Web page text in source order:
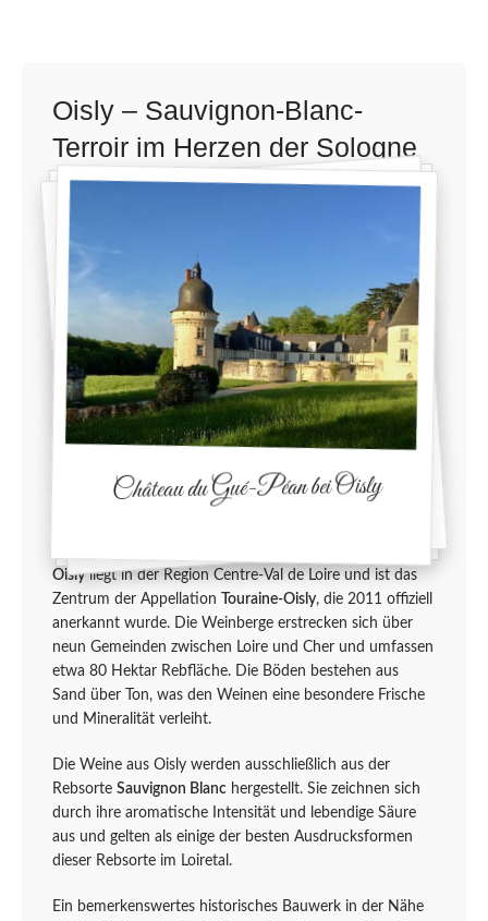
Oisly – Sauvignon-Blanc-
Terroir im Herzen der Sologne
Oislyliegt in der Region Centre-Val de Loire und ist das
Zentrum der Appellation Touraine-Oisly, die 2011 offiziell
anerkannt wurde. Die Weinberge erstrecken sich über
neun Gemeinden zwischen Loire und Cher und umfassen
etwa 80 Hektar Rebfläche. Die Böden bestehen aus
Sand über Ton, was den Weinen eine besondere Frische
und Mineralität verleiht.
Die Weine aus Oisly werden ausschließlich aus der
Rebsorte Sauvignon Blanc hergestellt. Sie zeichnen sich
durch ihre aromatische Intensität und lebendige Säure
aus und gelten als einige der besten Ausdrucksformen
dieser Rebsorte im Loiretal.
Ein bemerkenswertes historisches Bauwerk in der Nähe
Château du Gué-Péan bei Oisly